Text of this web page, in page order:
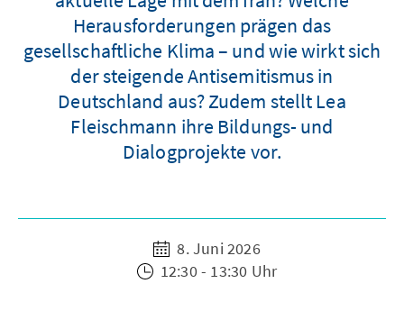
Herausforderungen prägen das
gesellschaftliche Klima – und wie wirkt sich
der steigende Antisemitismus in
Deutschland aus? Zudem stellt Lea
Fleischmann ihre Bildungs- und
Dialogprojekte vor.
8. Juni 2026
12:30 - 13:30 Uhr